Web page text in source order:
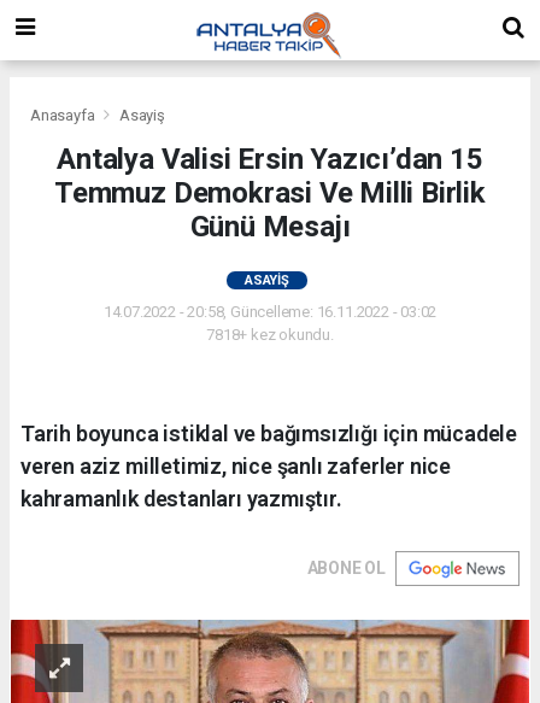
Anasayfa Asayiş
Antalya Valisi Ersin Yazıcı’dan 15
Temmuz Demokrasi Ve Milli Birlik
Günü Mesajı
ASAYIŞ
14.07.2022 - 20:58, Güncelleme: 16.11.2022 - 03:02
7818+ kez okundu.
Tarih boyunca istiklal ve bağımsızlığı için mücadele
veren aziz milletimiz, nice şanlı zaferler nice
kahramanlık destanları yazmıştır.
ABONE OL